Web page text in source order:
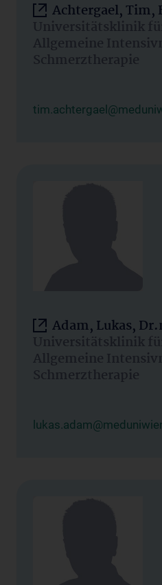
Achtergael, Tim,
Universitätsklinik
Allgemeine
Schmerztherapie
Adam, Lukas,
Universitätsklinik
Allgemeine
Schmerztherapie